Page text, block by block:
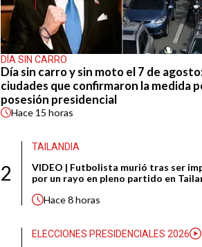
DÍA SIN CARRO
Día sin carro y sin moto el 7 de
ciudades que confirmaron la medida
posesión presidencial
Hace 15 horas
2
TAILANDIA
VIDEO | Futbolista murió tras ser
por un rayo en pleno partido en
Hace8 horas
ELECCIONES PRESIDENCIALES 2026